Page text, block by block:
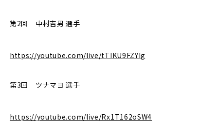
第2回 中村吉男 選手
https://youtube.com/live/tTIKU9FZYIg
第3回 ツナマヨ 選手
https://youtube.com/live/Rx1T162oSW4